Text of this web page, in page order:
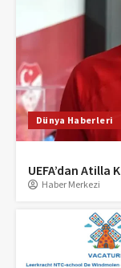
Dünya Haberleri
UEFA’dan Atilla
Haber Merkezi